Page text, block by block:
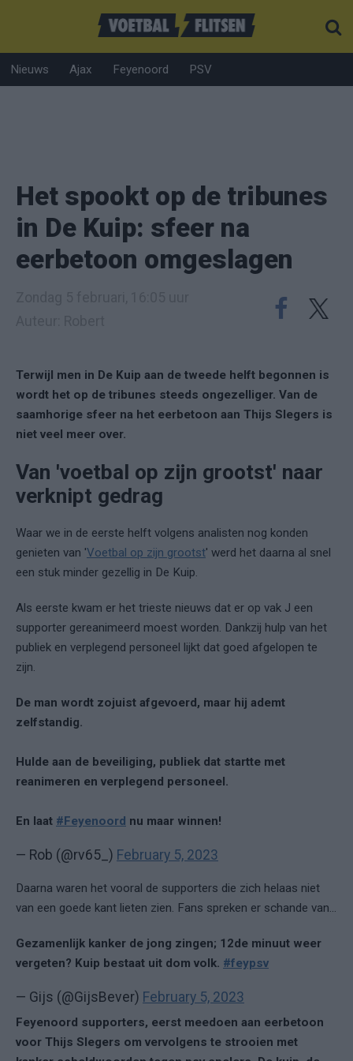
Nieuws Ajax Feyenoord PSV
Het spookt op de tribunes
in De Kuip: sfeer na
eerbetoon omgeslagen
Terwijl men in De Kuip aan de tweede helft begonnen is
wordt het op de tribunes steeds ongezelliger. Van de
saamhorige sfeer na het eerbetoon aan Thijs Slegers is
niet veel meer over.
Van 'voetbal op zijn grootst' naar
verknipt gedrag
Waar we in de eerste helft volgens analisten nog konden
genieten van 'Voetbal op zijn grootst' werd het daarna al snel
een stuk minder gezellig in De Kuip.
Als eerste kwam er het trieste nieuws dat er op vak J een
supporter gereanimeerd moest worden. Dankzij hulp van het
publiek en verplegend personeel lijkt dat goed afgelopen te
zijn.
De man wordt zojuist afgevoerd, maar hij ademt
zelfstandig.
Hulde aan de beveiliging, publiek dat startte met
reanimeren en verplegend personeel.
En laat #Feyenoord nu maar winnen!
— Rob (@rv65_) February 5, 2023
Daarna waren het vooral de supporters die zich helaas niet
van een goede kant lieten zien. Fans spreken er schande van...
Gezamenlijk kanker de jong zingen; 12de minuut weer
vergeten? Kuip bestaat uit dom volk. #feypsv
— Gijs (@GijsBever) February 5, 2023
Feyenoord supporters, eerst meedoen aan eerbetoon
voor Thijs Slegers om vervolgens te strooien met